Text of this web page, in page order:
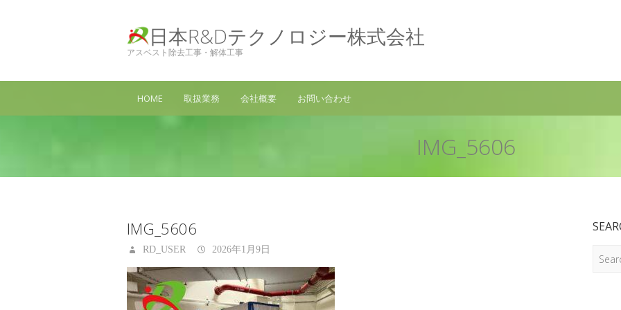
日本R&Dテクノロジー株式会社
アスベスト除去工事・解体工事
HOME 取扱業務 会社概要 お問い合わせ
IMG_5606
IMG_5606
RD_USER 2026年1月9日